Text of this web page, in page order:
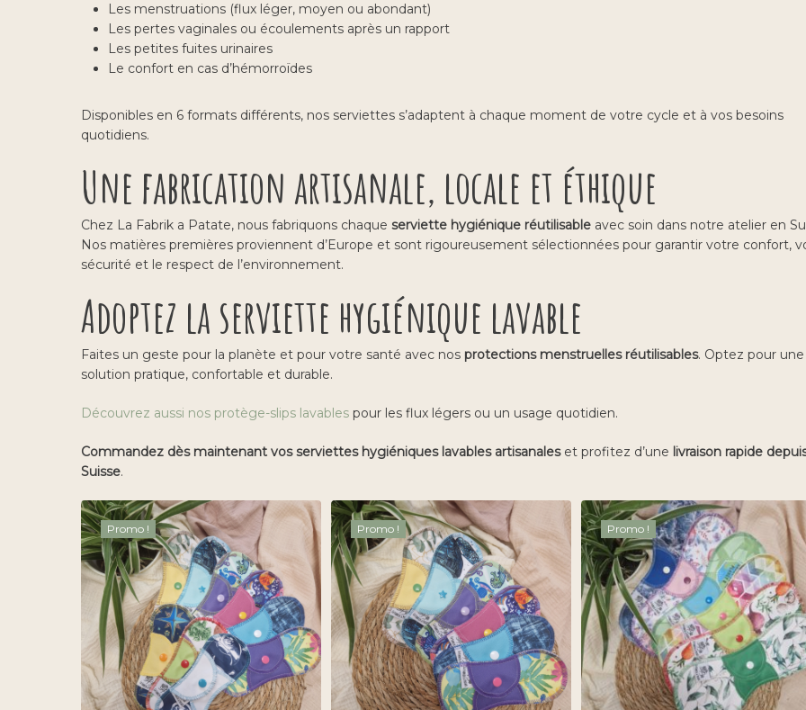
Les menstruations (flux léger, moyen ou abondant)
Les pertes vaginales ou écoulements après un rapport
Les petites fuites urinaires
Le confort en cas d’hémorroïdes
Disponibles en 6 formats différents, nos serviettes s’adaptent à chaque moment de votre cycle et à vos besoins
quotidiens.
Une fabrication artisanale, locale et éthique
Chez La Fabrik a Patate, nous fabriquons chaque serviette hygiénique réutilisable avec soin dans notre atelier en
Nos matières premières proviennent d’Europe et sont rigoureusement sélectionnées pour garantir votre confort,
sécurité et le respect de l’environnement.
Adoptez la serviette hygiénique lavable
Faites un geste pour la planète et pour votre santé avec nos protections menstruelles réutilisables. Optez pour une
solution pratique, confortable et durable.
Découvrez aussi nos protège-slips lavables pour les flux légers ou un usage quotidien.
Commandez dès maintenant vos serviettes hygiéniques lavables artisanaleset profitez d’une livraison rapide
Suisse.
Promo ! Promo ! Promo !